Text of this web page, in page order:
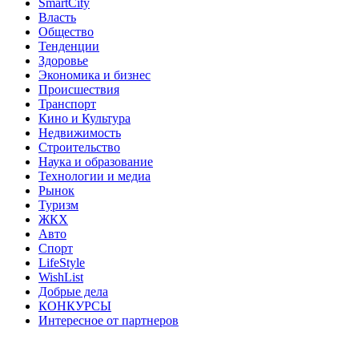
SmartCity
Власть
Общество
Тенденции
Здоровье
Экономика и бизнес
Происшествия
Транспорт
Кино и Культура
Недвижимость
Строительство
Наука и образование
Технологии и медиа
Рынок
Туризм
ЖКХ
Авто
Спорт
LifeStyle
WishList
Добрые дела
КОНКУРСЫ
Интересное от партнеров